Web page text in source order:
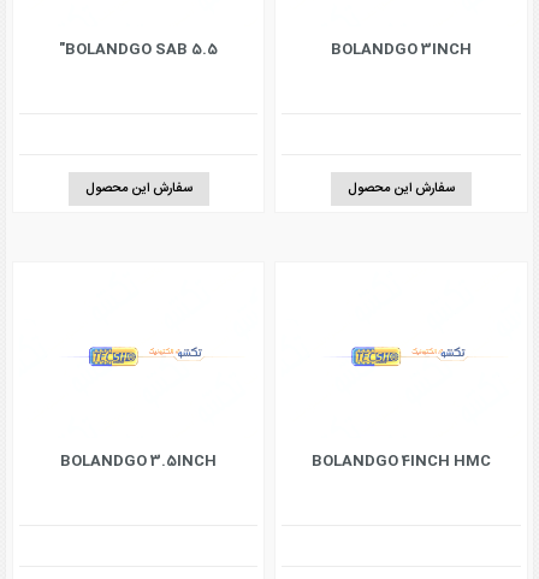
BOLANDGO 3INCH
سفارش این محصول
BOLANDGO SAB 5.5"
سفارش این محصول
BOLANDGO 4INCH HMC
BOLANDGO 3.5INCH